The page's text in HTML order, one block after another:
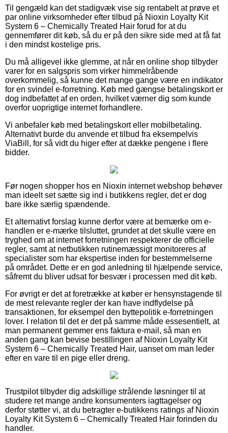
Til gengæld kan det stadigvæk vise sig rentabelt at prøve et
par online virksomheder efter tilbud på Nioxin Loyalty Kit
System 6 – Chemically Treated Hair forud for at du
gennemfører dit køb, så du er på den sikre side med at få fat
i den mindst kostelige pris.
Du må alligevel ikke glemme, at når en online shop tilbyder
varer for en salgspris som virker himmelråbende
overkommelig, så kunne det mange gange være en indikator
for en svindel e-forretning. Køb med gængse betalingskort er
dog indbefattet af en orden, hvilket værner dig som kunde
overfor uoprigtige internet forhandlere.
Vi anbefaler køb med betalingskort eller mobilbetaling.
Alternativt burde du anvende et tilbud fra eksempelvis
ViaBill, for så vidt du higer efter at dække pengene i flere
bidder.
Før nogen shopper hos en Nioxin internet webshop behøver
man ideelt set sætte sig ind i butikkens regler, det er dog
bare ikke særlig spændende.
Et alternativt forslag kunne derfor være at bemærke om e-
handlen er e-mærke tilsluttet, grundet at det skulle være en
tryghed om at internet forretningen respekterer de officielle
regler, samt at netbutikken rutinemæssigt monitoreres af
specialister som har ekspertise inden for bestemmelserne
på området. Dette er en god anledning til hjælpende service,
såfremt du bliver udsat for besvær i processen med dit køb.
For øvrigt er det at foretrække at køber er hensynstagende til
de mest relevante regler der kan have indflydelse på
transaktionen, for eksempel den byttepolitik e-forretningen
lover. I relation til det er det på samme måde essesentielt, at
man permanent gemmer ens faktura e-mail, så man en
anden gang kan bevise bestillingen af Nioxin Loyalty Kit
System 6 – Chemically Treated Hair, uanset om man leder
efter en vare til en pige eller dreng.
Trustpilot tilbyder dig adskillige strålende løsninger til at
studere ret mange andre konsumenters iagttagelser og
derfor støtter vi, at du betragter e-butikkens ratings af Nioxin
Loyalty Kit System 6 – Chemically Treated Hair forinden du
handler.